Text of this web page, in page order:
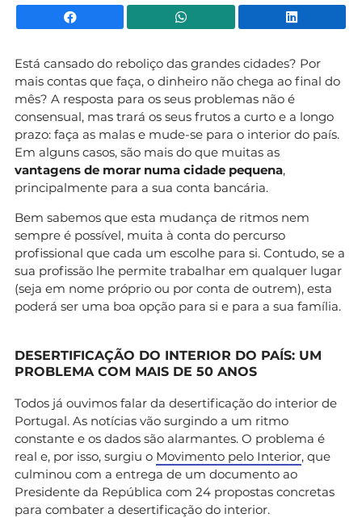
Facebook WhatsApp
Está cansado do reboliço das grandes cidades? Por
mais contas que faça, o dinheiro não chega ao final do
mês? A resposta para os seus problemas não é
consensual, mas trará os seus frutos a curto e a longo
prazo: faça as malas e mude-se para o interior do país.
Em alguns casos, são mais do que muitas as
vantagens de morar numa cidade pequena,
principalmente para a sua conta bancária.
Bem sabemos que esta mudança de ritmos nem
sempre é possível, muita à conta do percurso
profissional que cada um escolhe para si. Contudo, se a
sua profissão lhe permite trabalhar em qualquer lugar
(seja em nome próprio ou por conta de outrem), esta
poderá ser uma boa opção para si e para a sua família.
DESERTIFICAÇÃO DO INTERIOR DO PAÍS: UM
PROBLEMA COM MAIS DE 50 ANOS
Todos já ouvimos falar da desertificação do interior de
Portugal. As notícias vão surgindo a um ritmo
constante e os dados são alarmantes. O problema é
real e, por isso, surgiu o Movimento pelo Interior, que
culminou com a entrega de um documento ao
Presidente da República com 24 propostas concretas
para combater a desertificação do interior.